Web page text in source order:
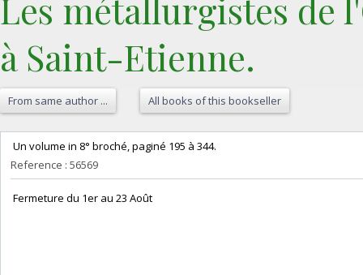
Les métallurgistes de
à Saint-Etienne.‎
From same author ... All books of this bookseller
‎ Un volume in 8° broché, paginé 195 à 344. ‎
Reference : 56569
‎ Fermeture du 1er au 23 Août‎